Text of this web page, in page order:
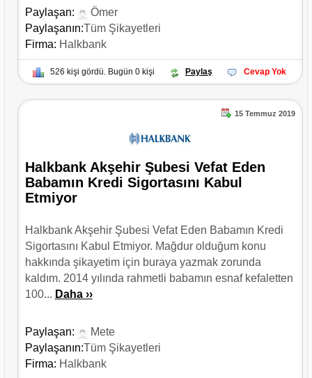
Paylaşan:
Ömer
Paylaşanın:Tüm Şikayetleri
Firma: Halkbank
526 kişi gördü. Bugün 0 kişi Paylaş Cevap Yok
15 Temmuz 2019
Halkbank Akşehir Şubesi Vefat Eden
Babamın Kredi Sigortasını Kabul
Etmiyor
Halkbank Akşehir Şubesi Vefat Eden Babamın Kredi
Sigortasını Kabul Etmiyor. Mağdur olduğum konu
hakkında şikayetim için buraya yazmak zorunda
kaldım. 2014 yılında rahmetli babamın esnaf kefaletten
100... Daha ››
Paylaşan:
Mete
Paylaşanın:Tüm Şikayetleri
Firma: Halkbank